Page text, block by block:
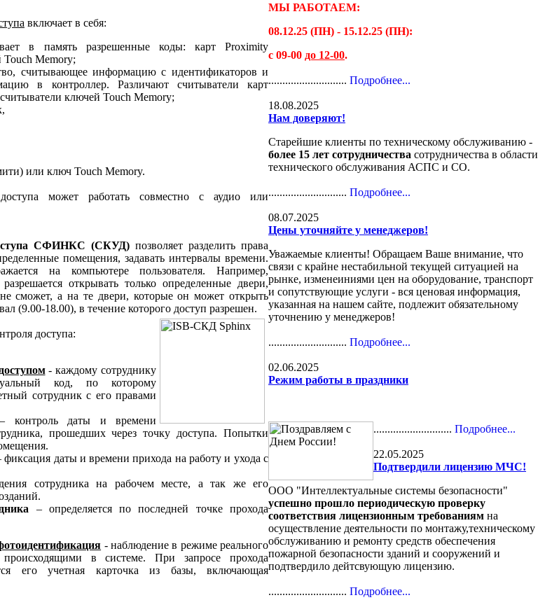
включает в себя:
в память разрешенные коды: карт Proximity
Memory;
считывающее информацию с идентификаторов и
в контроллер. Различают считыватели карт
ключей Touch Memory;
или ключ Touch Memory.
может работать совместно с аудио или
СФИНКС (СКУД) позволяет разделить права
помещения, задавать интервалы времени.
на компьютере пользователя. Например,
открывать только определенные двери,
сможет, а на те двери, которые он может открыть
(9.00-18.00), в течение которого доступ разрешен.
доступа:
- каждому сотруднику
код, по которому
сотрудник с его правами
даты и времени
прошедших через точку доступа. Попытки
даты и времени прихода на работу и ухода с
сотрудника на рабочем месте, а так же его
– определяется по последней точке прохода
- наблюдение в режиме реального
в системе. При запросе прохода
его учетная карточка из базы, включающая
МЫ РАБОТАЕМ:
08.12.25 (ПН) - 15.12.25 (ПН):
с 09-00 до 12-00.
............................ Подробнее...
18.08.2025
Нам доверяют!
Старейшие клиенты по техническому обслуживанию -
более 15 лет сотрудничества сотрудничества в области
технического обслуживания АСПС и СО.
............................ Подробнее...
08.07.2025
Цены уточняйте у менеджеров!
Уважаемые клиенты! Обращаем Ваше внимание, что
связи с крайне нестабильной текущей ситуацией на
рынке, изменеиниями цен на оборудование, транспорт
и сопутствующие услуги - вся ценовая информация,
указанная на нашем сайте, подлежит обязательному
уточнению у менеджеров!
............................ Подробнее...
02.06.2025
Режим работы в праздники
............................ Подробнее...
22.05.2025
Подтвердили лицензию МЧС!
ООО "Интеллектуальные системы безопасности"
успешно прошло периодическую проверку
соответствия лицензионным требованиям на
осуществление деятельности по монтажу,техническому
обслуживанию и ремонту средств обеспечения
пожарной безопасности зданий и сооружений и
подтвердило дейтсвующую лицензию.
............................ Подробнее...